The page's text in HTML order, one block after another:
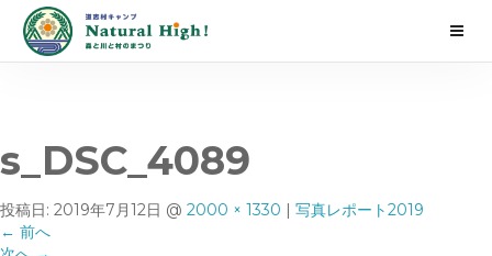
s_DSC_4089
投稿日: 2019年7月12日 @ 2000 × 1330 | 写真レポート2019
← 前へ